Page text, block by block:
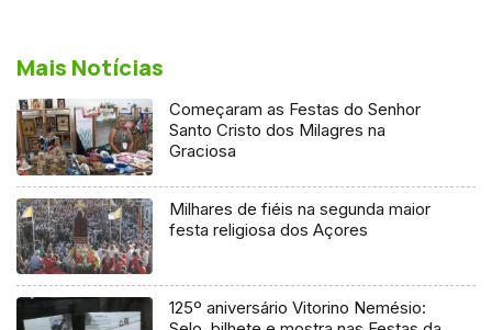
Mais Notícias
Começaram as Festas do Senhor
Santo Cristo dos Milagres na
Graciosa
Milhares de fiéis na segunda maior
festa religiosa dos Açores
125º aniversário Vitorino Nemésio: